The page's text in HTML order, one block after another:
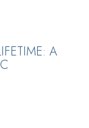
A